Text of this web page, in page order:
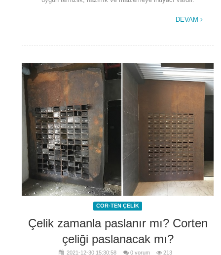
DEVAM
COR-TEN ÇELİK
Çelik zamanla paslanır mı? Corten
çeliği paslanacak mı?
2021-12-30 15:30:58 0 yorum 213